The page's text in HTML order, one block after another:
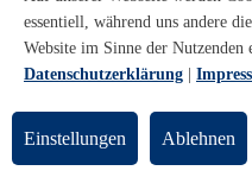
UniTransfer
essentiell, während uns andere
Website im Sinne der Nutzenden
Datenschutzerklärung
Einstellungen Ablehnen